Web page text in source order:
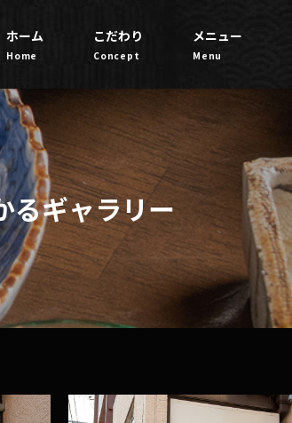
ホーム
Home
こだわり
Concept
メニュー
Menu
るギャラリー